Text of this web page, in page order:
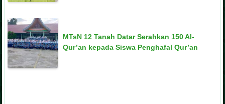
MTsN 12 Tanah Datar Serahkan 150 Al-
Qur’an kepada Siswa Penghafal Qur’an